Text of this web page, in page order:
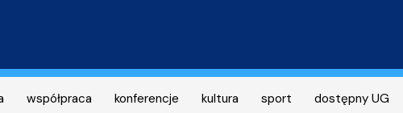
współpraca konferencje kultura sport dostępny UG